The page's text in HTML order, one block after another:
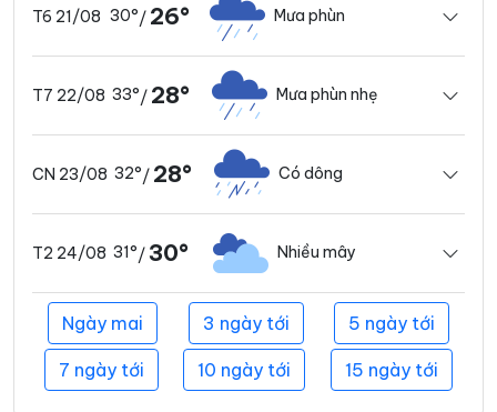
T6 21/08 30°/ 26° Mưa phùn
T7 22/08 33°/ 28° Mưa phùn nhẹ
CN 23/08 32°/ 28° Có dông
T2 24/08 31°/30° Nhiều mây
Ngày mai 3 ngày tới 5 ngày tới
7 ngày tới 10 ngày tới 15 ngày tới